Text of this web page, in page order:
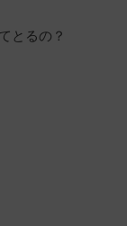
とるの？